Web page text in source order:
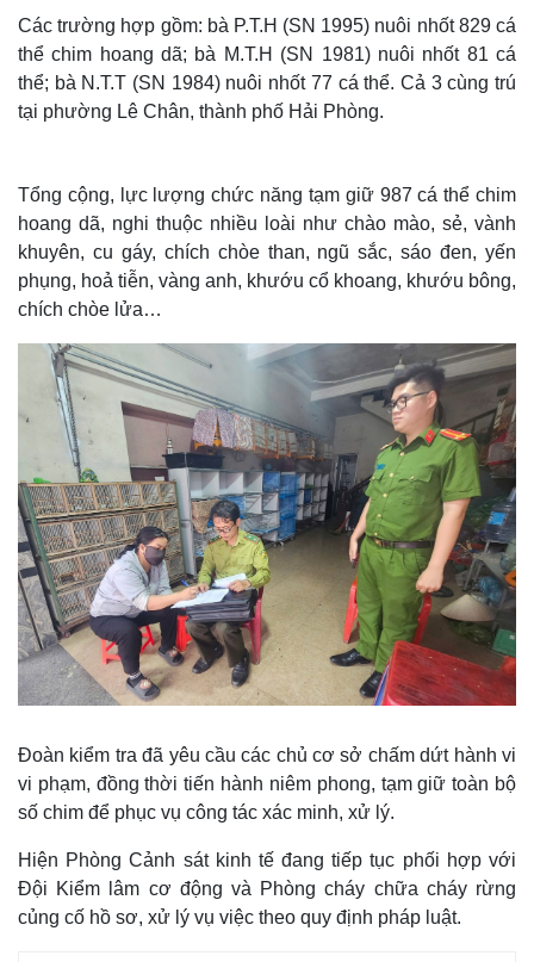
Thế giới
Quan sát
Cuộc sống đó đây
Hồ sơ
Multimedia
Video
Ảnh
E-Magazine
Infographic
Các trường hợp gồm: bà P.T.H (SN 1995) nuôi nhốt 829 cá
thể chim hoang dã; bà M.T.H (SN 1981) nuôi nhốt 81 cá
thể; bà N.T.T (SN 1984) nuôi nhốt 77 cá thể. Cả 3 cùng trú
tại phường Lê Chân, thành phố Hải Phòng.
Tổng cộng, lực lượng chức năng tạm giữ 987 cá thể chim
hoang dã, nghi thuộc nhiều loài như chào mào, sẻ, vành
khuyên, cu gáy, chích chòe than, ngũ sắc, sáo đen, yến
phụng, hoả tiễn, vàng anh, khướu cổ khoang, khướu bông,
chích chòe lửa…
Đoàn kiểm tra đã yêu cầu các chủ cơ sở chấm dứt hành vi
vi phạm, đồng thời tiến hành niêm phong, tạm giữ toàn bộ
số chim để phục vụ công tác xác minh, xử lý.
Hiện Phòng Cảnh sát kinh tế đang tiếp tục phối hợp với
Đội Kiểm lâm cơ động và Phòng cháy chữa cháy rừng
củng cố hồ sơ, xử lý vụ việc theo quy định pháp luật.